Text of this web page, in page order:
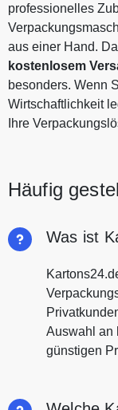
professionelles
aus einer Hand.
kostenlosem
besonders. Wenn
Wirtschaftlichkeit
Ihre
Häufig
Was ist
Auswahl an
günstigen